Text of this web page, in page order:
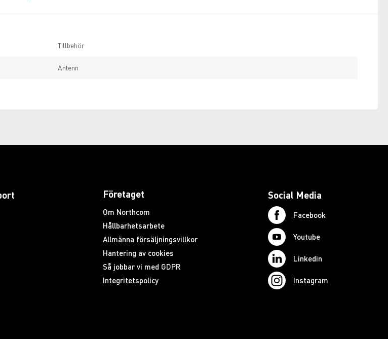
Tillbehör
Antenn
Företaget
Om Northcom
Hållbarhetsarbete
Allmänna försäljningsvillkor
Hantering av cookies
Så jobbar vi med GDPR
Integritetspolicy
Social Media
Facebook
Youtube
Linkedin
Instagram